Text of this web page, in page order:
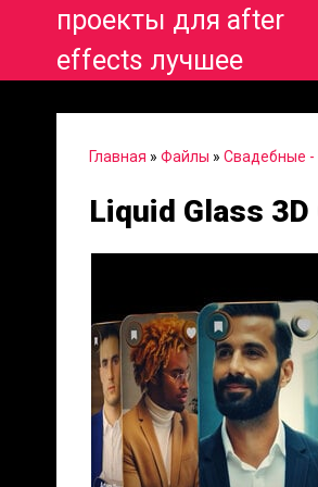
проекты для after
effects лучшее
Главная » Файлы » Свадебные -
Liquid Glass